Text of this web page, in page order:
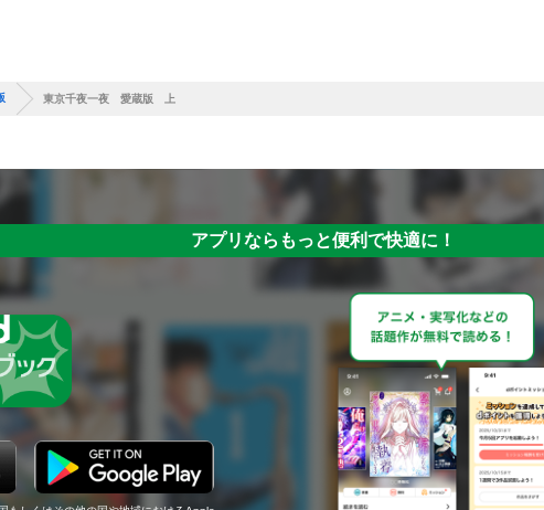
東京千夜一夜 愛蔵版 上
アプリならもっと便利で快適に！